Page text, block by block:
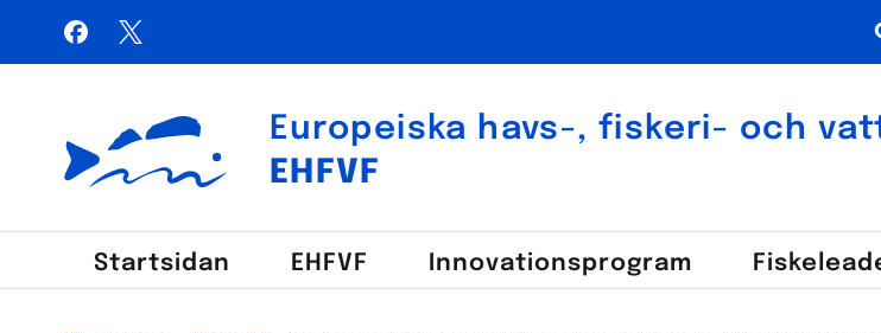
Facebook
Euroopan meri-, kalatalous- ja vesiviljelyrahasto
Europeiska havs-, fiskeri- och
EHFVF
Start­sidan EHFVF Innovations­program